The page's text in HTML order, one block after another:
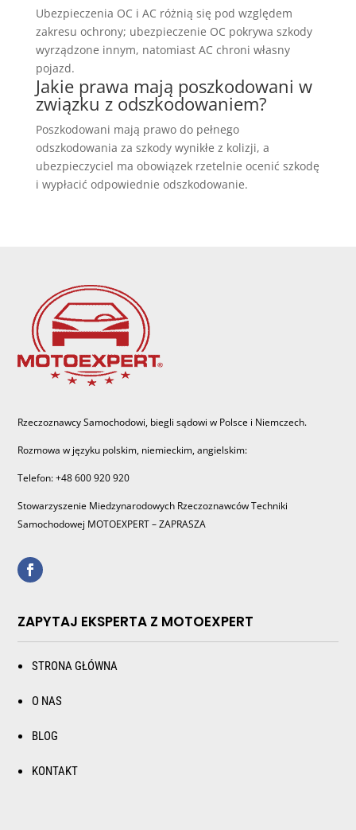
Ubezpieczenia OC i AC różnią się pod względem
zakresu ochrony; ubezpieczenie OC pokrywa szkody
wyrządzone innym, natomiast AC chroni własny
pojazd.
Jakie prawa mają poszkodowani w
związku z odszkodowaniem?
Poszkodowani mają prawo do pełnego
odszkodowania za szkody wynikłe z kolizji, a
ubezpieczyciel ma obowiązek rzetelnie ocenić szkodę
i wypłacić odpowiednie odszkodowanie.
Rzeczoznawcy Samochodowi, biegli sądowi w Polsce i Niemczech.
Rozmowa w języku polskim, niemieckim, angielskim:
Telefon: +48 600 920 920
Stowarzyszenie Miedzynarodowych Rzeczoznawców Techniki
Samochodowej MOTOEXPERT – ZAPRASZA
ZAPYTAJ EKSPERTA Z MOTOEXPERT
STRONA GŁÓWNA
O NAS
BLOG
KONTAKT